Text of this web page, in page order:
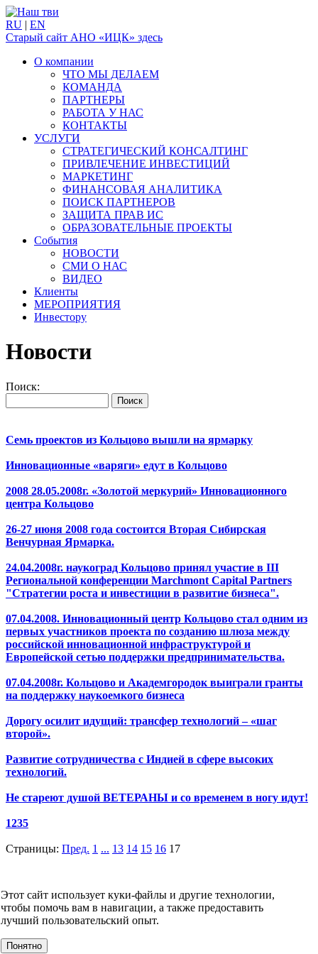
RU | EN
Старый сайт АНО «ИЦК» здесь
О компании
ЧТО МЫ ДЕЛАЕМ
КОМАНДА
ПАРТНЕРЫ
РАБОТА У НАС
КОНТАКТЫ
УСЛУГИ
СТРАТЕГИЧЕСКИЙ КОНСАЛТИНГ
ПРИВЛЕЧЕНИЕ ИНВЕСТИЦИЙ
МАРКЕТИНГ
ФИНАНСОВАЯ АНАЛИТИКА
ПОИСК ПАРТНЕРОВ
ЗАЩИТА ПРАВ ИС
ОБРАЗОВАТЕЛЬНЫЕ ПРОЕКТЫ
События
НОВОСТИ
СМИ О НАС
ВИДЕО
Клиенты
МЕРОПРИЯТИЯ
Инвестору
Новости
Поиск:
Семь проектов из Кольцово вышли на ярмарку
Инновационные «варяги» едут в Кольцово
2008 28.05.2008г. «Золотой меркурий» Инновационного
центра Кольцово
26-27 июня 2008 года состоится Вторая Сибирская
Венчурная Ярмарка.
24.04.2008г. наукоград Кольцово принял участие в III
Региональной конференции Marchmont Capital Partners
"Стратегии роста и инвестиции в развитие бизнеса".
07.04.2008. Инновационный центр Кольцово стал одним из
первых участников проекта по созданию шлюза между
российской инновационной инфраструктурой и
Европейской сетью поддержки предпринимательства.
07.04.2008г. Кольцово и Академгородок выиграли гранты
на поддержку наукоемкого бизнеса
Дорогу осилит идущий: трансфер технологий – «шаг
второй».
Развитие сотрудничества с Индией в сфере высоких
технологий.
Не стареют душой ВЕТЕРАНЫ и со временем в ногу идут!
1235
Страницы: Пред. 1 ... 13 14 15 16 17
О компании
УСЛУГИ
События
Клиенты
МЕРОПРИЯТИЯ
Этот сайт использует куки-файлы и другие технологии,
чтобы помочь вам в навигации, а также предоставить
лучший пользовательский опыт.
Понятно